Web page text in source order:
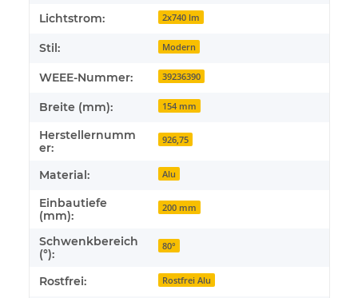
Lichtstrom: 2x740 lm
Stil: Modern
WEEE-Nummer: 39236390
Breite (mm): 154 mm
Herstellernumm
er:
926,75
Material: Alu
Einbautiefe
(mm):
200 mm
Schwenkbereich
(°):
80°
Rostfrei: Rostfrei Alu